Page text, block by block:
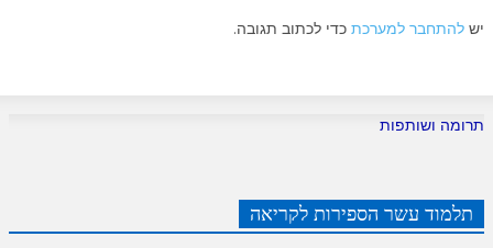
יש להתחבר למערכת כדי לכתוב תגובה.
תרומה ושותפות
תלמוד עשר הספירות לקריאה